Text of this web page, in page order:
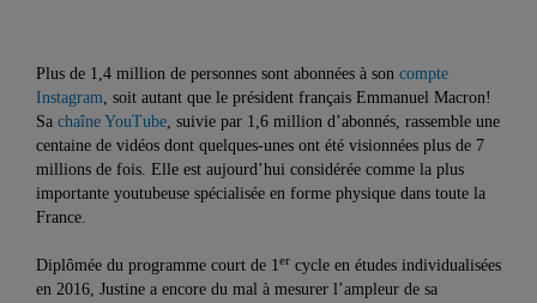
Plus de 1,4 million de personnes sont abonnées à son compte
Instagram, soit autant que le président français Emmanuel Macron!
Sa chaîne YouTube, suivie par 1,6 million d’abonnés, rassemble une
centaine de vidéos dont quelques-unes ont été visionnées plus de 7
millions de fois. Elle est aujourd’hui considérée comme la plus
importante youtubeuse spécialisée en forme physique dans toute la
France.
Diplômée du programme court de 1er cycle en études individualisées
en 2016, Justine a encore du mal à mesurer l’ampleur de sa